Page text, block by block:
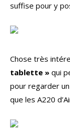
suffise pour y
Chose très
tablette » qui
pour regarder
que les A220